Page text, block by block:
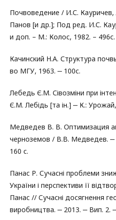
Почвоведение / И.С.
Панов [и др.]; Под ред. И.С.
и доп. – М.: Колос, 1982. – 496с.
Качинский Н.А. Структура
во МГУ, 1963. ‒ 100с.
Лебедь Є.М. Сівозміни при
Є.М. Лебідь [та ін.] ‒ К.:
Медведев В. В. Оптимизация
черноземов / В.В. Медведев.
160 с.
Панас Р. Сучасні проблеми
України і перспективи її
Панас // Сучасні досягнення
виробництва. ‒ 2013. ‒ Вип. 2.